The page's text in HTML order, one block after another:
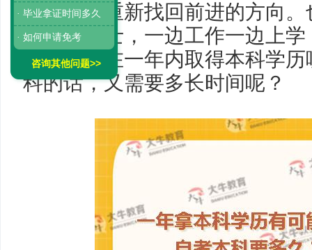
生活中又重新找回前进的方向
经在职人士，一边工作一边上
间，能否在一年内取得本科学
科的话，又需要多长时间呢？
· 毕业拿证时间多久
· 如何申请免考
咨询其他问题>>